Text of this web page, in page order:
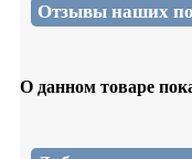
Отзывы наших
О данном товаре